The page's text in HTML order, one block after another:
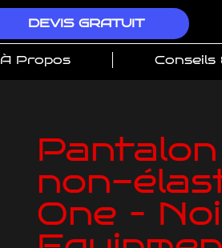
DEVIS GRATUIT
À Propos
non-
One –